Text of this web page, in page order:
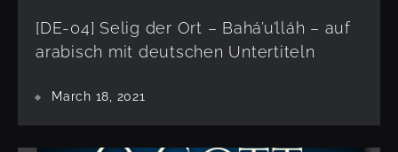
[DE-04] Selig der Ort – Bahá’u’lláh – auf
arabisch mit deutschen Untertiteln
March 18, 2021